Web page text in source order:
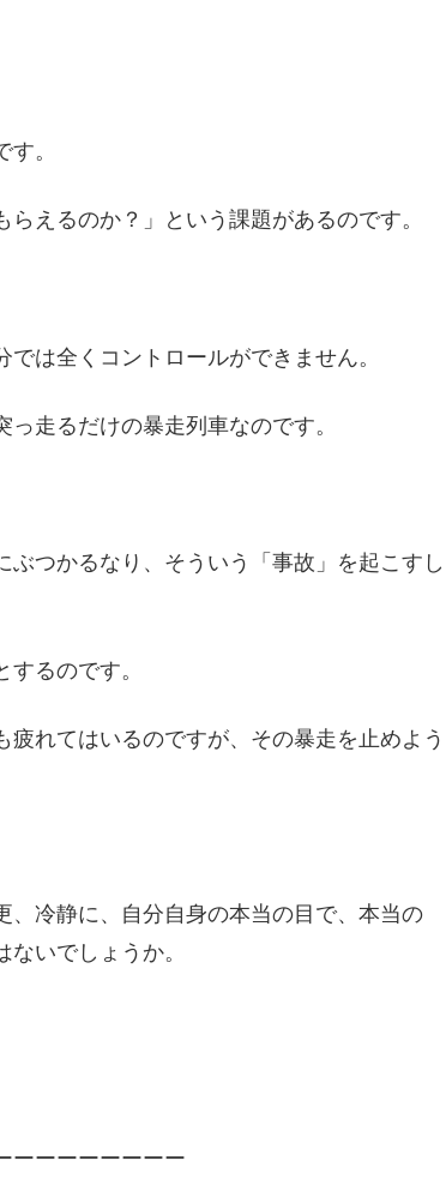
。
えるのか？」という課題があるのです。
は全くコントロールができません。
走るだけの暴走列車なのです。
つかるなり、そういう「事故」を起こすし
るのです。
れてはいるのですが、その暴走を止めよう
冷静に、自分自身の本当の目で、本当の
いでしょうか。
ーーーーーーーー